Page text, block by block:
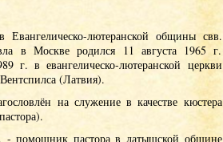
Евангелическо-лютеранской общины свв.
в Москве родился 11 августа 1965 г.
г. в евангелическо-лютеранской церкви
(Латвия).
на служение в качестве кюстера
- помощник пастора в латышской общине